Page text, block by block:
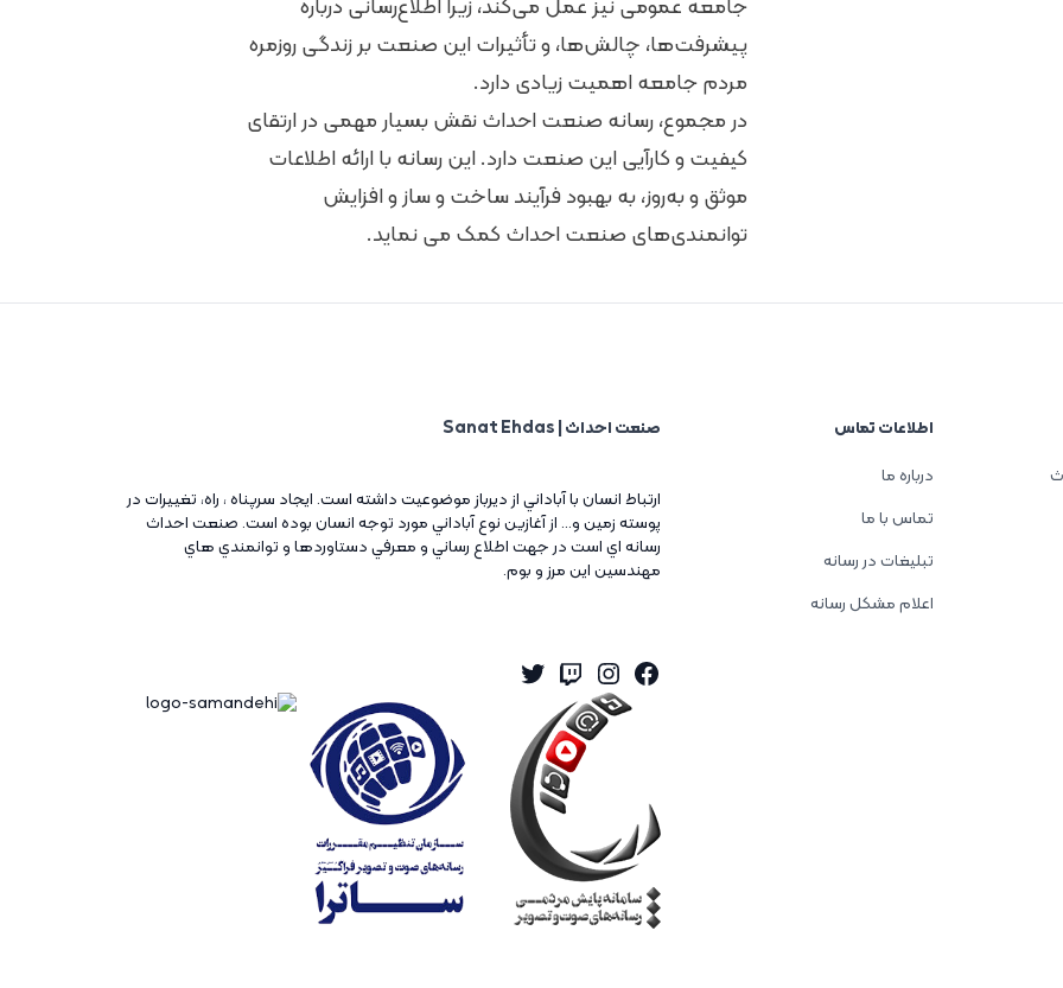
جامعه عمومی نیز عمل می‌کند، زیرا اطلاع‌رسانی درباره
پیشرفت‌ها، چالش‌ها، و تأثیرات این صنعت بر زندگی روزمره
مردم جامعه اهمیت زیادی دارد.
در مجموع، رسانه‌ صنعت احداث نقش بسیار مهمی در ارتقای
کیفیت و کارآیی این صنعت دارد. این رسانه‌ با ارائه اطلاعات
موثق و به‌روز، به بهبود فرآیند ساخت و ساز و افزایش
توانمندی‌های صنعت احداث کمک می‌ نماید.
اطلاعات تماس
درباره ما
تماس با ما
تبلیغات در رسانه
اعلام مشکل رسانه
صنعت احداث | Sanat Ehdas
ارتباط انسان با آباداني از ديرباز موضوعيت داشته است. ايجاد سرپناه ، راه، تغييرات در
پوسته زمين و... از آغازين نوع آباداني مورد توجه انسان بوده است. صنعت احداث
رسانه اي است در جهت اطلاع رساني و معرفي دستاوردها و توانمندي هاي
مهندسين اين مرز و بوم.
Facebook
Instagram
Twitch
Twitter